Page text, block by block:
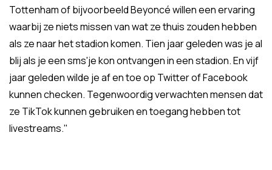
Tottenham of bijvoorbeeld Beyoncé willen een ervaring
waarbij ze niets missen van wat ze thuis zouden hebben
als ze naar het stadion komen. Tien jaar geleden was je al
blij als je een sms'je kon ontvangen in een stadion. En vijf
jaar geleden wilde je af en toe op Twitter of Facebook
kunnen checken. Tegenwoordig verwachten mensen dat
ze TikTok kunnen gebruiken en toegang hebben tot
livestreams."